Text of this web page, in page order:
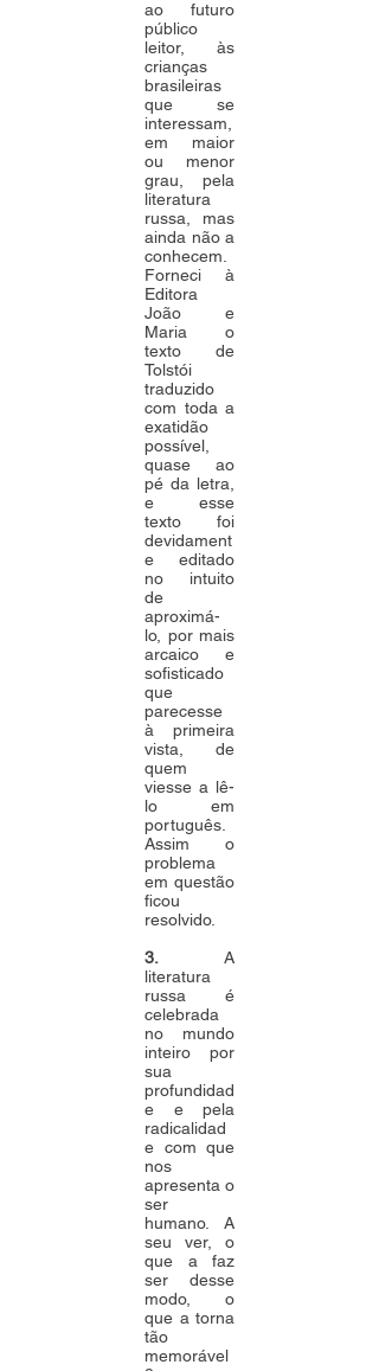
ao futuro
público
leitor, às
crianças
brasileiras
que se
interessam,
em maior
ou menor
grau, pela
literatura
russa, mas
ainda não a
conhecem.
Forneci à
Editora
João e
Maria o
texto de
Tolstói
traduzido
com toda a
exatidão
possível,
quase ao
pé da letra,
e esse
texto foi
devidament
e editado
no intuito
de
aproximá-
lo, por mais
arcaico e
sofisticado
que
parecesse
à primeira
vista, de
quem
viesse a lê-
lo em
português.
Assim o
problema
em questão
ficou
resolvido.
3. A
literatura
russa é
celebrada
no mundo
inteiro por
sua
profundidad
e e pela
radicalidad
e com que
nos
apresenta o
ser
humano. A
seu ver, o
que a faz
ser desse
modo, o
que a torna
tão
memorável